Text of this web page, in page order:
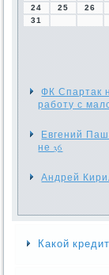
24
25 26
31
ФК Спартак
работу с
Евгений
не 36
Андрей
Какой